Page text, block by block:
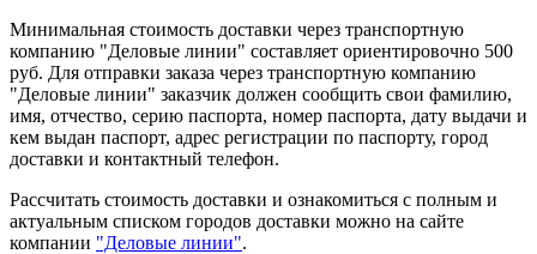
Минимальная стоимость доставки через транспортную
компанию "Деловые линии" составляет ориентировочно 500
руб. Для отправки заказа через транспортную компанию
"Деловые линии" заказчик должен сообщить свои фамилию,
имя, отчество, серию паспорта, номер паспорта, дату выдачи и
кем выдан паспорт, адрес регистрации по паспорту, город
доставки и контактный телефон.
Рассчитать стоимость доставки и ознакомиться с полным и
актуальным списком городов доставки можно на сайте
компании "Деловые линии".